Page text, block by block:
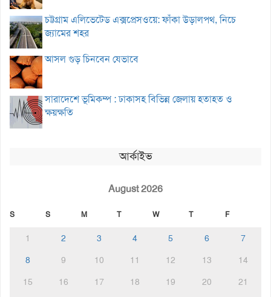
চট্টগ্রাম এলিভেটেড এক্সপ্রেসওয়ে: ফাঁকা উড়ালপথ, নিচে
জ্যামের শহর
আসল গুড় চিনবেন যেভাবে
সারাদেশে ভূমিকম্প : ঢাকাসহ বিভিন্ন জেলায় হতাহত ও
ক্ষয়ক্ষতি
আর্কাইভ
August 2026
S S M T W T F
1 2 3 4 5 6
7
8
9 10 11 12 13
14
15
16 17 18 19 20
21